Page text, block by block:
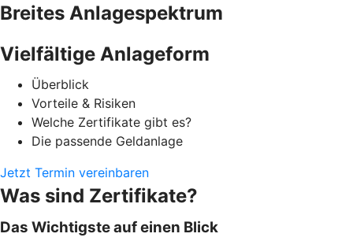
Breites Anlagespektrum
Vielfältige Anlageform
Überblick
Vorteile & Risiken
Welche Zertifikate gibt es?
Die passende Geldanlage
Jetzt Termin vereinbaren
Was sind Zertifikate?
Das Wichtigste auf einen Blick